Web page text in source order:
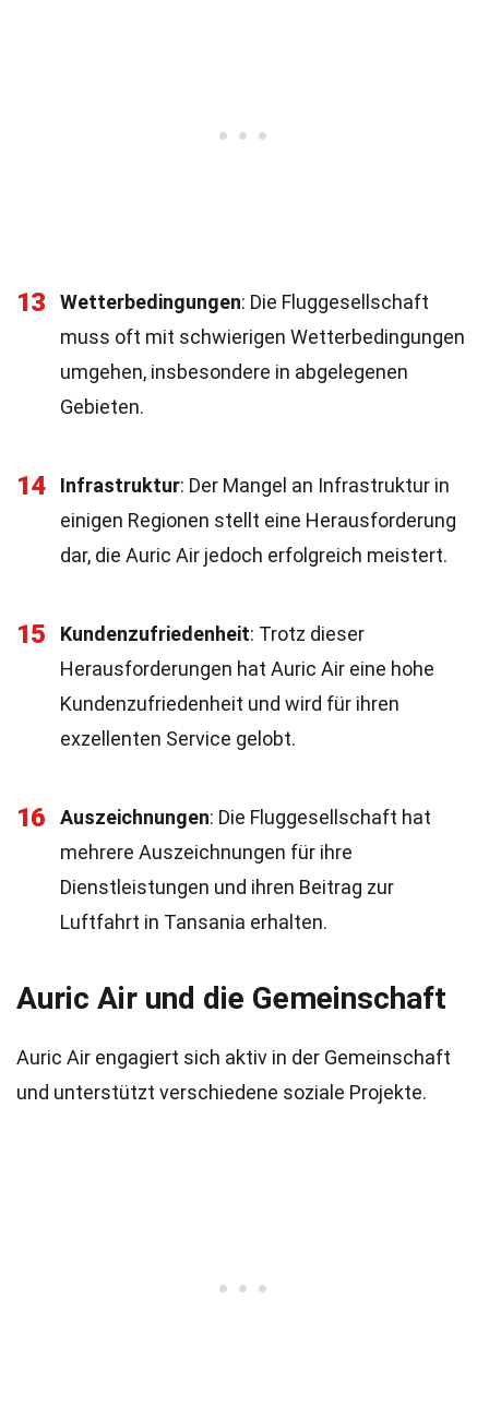
13 Wetterbedingungen: Die Fluggesellschaft
muss oft mit schwierigen Wetterbedingungen
umgehen, insbesondere in abgelegenen
Gebieten.
14 Infrastruktur: Der Mangel an Infrastruktur in
einigen Regionen stellt eine Herausforderung
dar, die Auric Air jedoch erfolgreich meistert.
15 Kundenzufriedenheit: Trotz dieser
Herausforderungen hat Auric Air eine hohe
Kundenzufriedenheit und wird für ihren
exzellenten Service gelobt.
16 Auszeichnungen: Die Fluggesellschaft hat
mehrere Auszeichnungen für ihre
Dienstleistungen und ihren Beitrag zur
Luftfahrt in Tansania erhalten.
Auric Air und die Gemeinschaft
Auric Air engagiert sich aktiv in der Gemeinschaft
und unterstützt verschiedene soziale Projekte.